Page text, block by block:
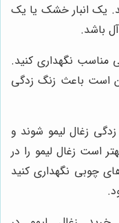
یک انبار خشک یا یک
باشد.
مناسب نگهداری کنید.
است باعث زنگ زدگی
زغال لیمو شوند و
است زغال لیمو را در
چوبی نگهداری کنید